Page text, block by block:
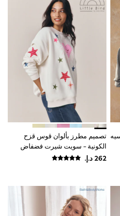
All
تصميم مطرز بألوان قوس قزح
الكونية - سويت شيرت فضفاض